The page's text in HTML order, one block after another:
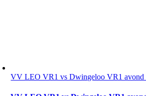
VV LEO VR1 vs Dwingeloo VR1 avond